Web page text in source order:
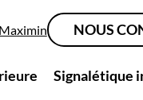
Signalétique
NOUS